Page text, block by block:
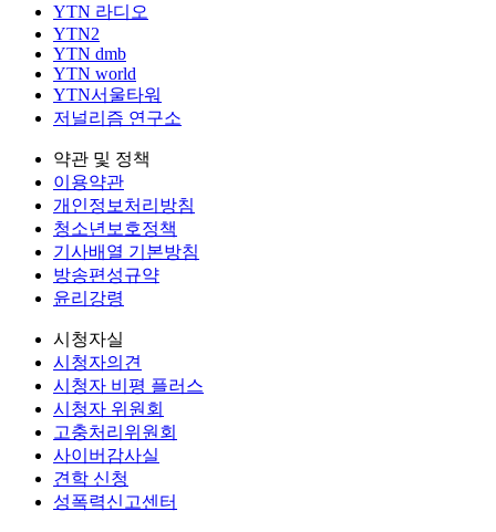
YTN 라디오
YTN2
YTN dmb
YTN world
YTN서울타워
저널리즘 연구소
약관 및 정책
이용약관
개인정보처리방침
청소년보호정책
기사배열 기본방침
방송편성규약
윤리강령
시청자실
시청자의견
시청자 비평 플러스
시청자 위원회
고충처리위원회
사이버감사실
견학 신청
성폭력신고센터